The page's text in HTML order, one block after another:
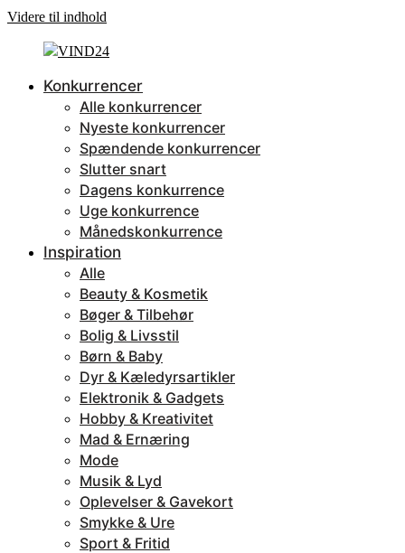
Videre til indhold
Konkurrencer
Alle konkurrencer
Nyeste konkurrencer
Spændende konkurrencer
Slutter snart
Dagens konkurrence
Uge konkurrence
Månedskonkurrence
Inspiration
Alle
Beauty & Kosmetik
Bøger & Tilbehør
Bolig & Livsstil
Børn & Baby
Dyr & Kæledyrsartikler
Elektronik & Gadgets
Hobby & Kreativitet
Mad & Ernæring
Mode
Musik & Lyd
Oplevelser & Gavekort
Smykke & Ure
Sport & Fritid